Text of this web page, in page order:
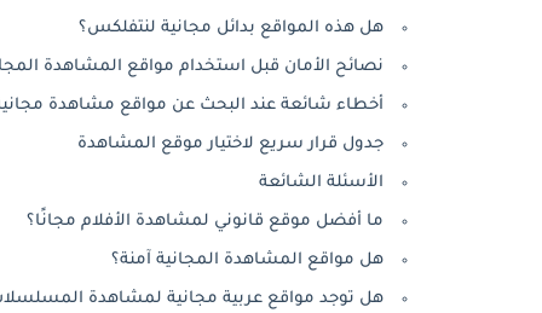
هل هذه المواقع بدائل مجانية لنتفلكس؟
نصائح الأمان قبل استخدام مواقع المشاهدة
أخطاء شائعة عند البحث عن مواقع مشاهدة
جدول قرار سريع لاختيار موقع المشاهدة
الأسئلة الشائعة
ما أفضل موقع قانوني لمشاهدة الأفلام مجانًا؟
هل مواقع المشاهدة المجانية آمنة؟
هل توجد مواقع عربية مجانية لمشاهدة